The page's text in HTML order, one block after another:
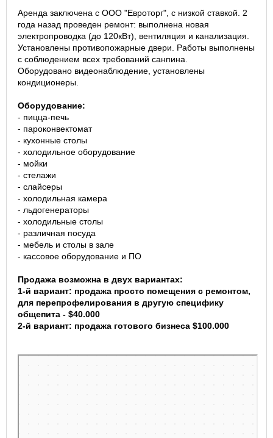
Аренда заключена с ООО "Евроторг", с низкой ставкой. 2
года назад проведен ремонт: выполнена новая
электропроводка (до 120кВт), вентиляция и канализация.
Установлены противопожарные двери. Работы выполнены
с соблюдением всех требований санпина.
Оборудовано видеонаблюдение, установлены
кондиционеры.
Оборудование:
- пицца-печь
- пароконвектомат
- кухонные столы
- холодильное оборудование
- мойки
- стелажи
- слайсеры
- холодильная камера
- льдогенераторы
- холодильные столы
- различная посуда
- мебель и столы в зале
- кассовое оборудование и ПО
Продажа возможна в двух вариантах:
1-й вариант: продажа просто помещения с ремонтом,
для перепрофелирования в другую специфику
общепита - $40.000
2-й вариант: продажа готового бизнеса $100.000